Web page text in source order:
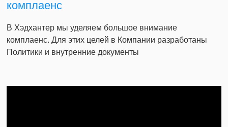
комплаенс
В Хэдхантер мы уделяем большое внимание
комплаенс. Для этих целей в Компании разработаны
Политики и внутренние документы